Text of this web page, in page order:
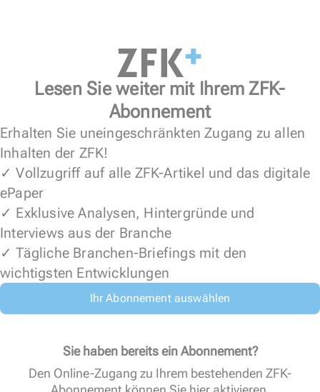
Lesen Sie weiter mit Ihrem ZFK-
Abonnement
Erhalten Sie uneingeschränkten Zugang zu allen
Inhalten der ZFK!
✓ Vollzugriff auf alle ZFK-Artikel und das digitale
ePaper
✓ Exklusive Analysen, Hintergründe und
Interviews aus der Branche
✓ Tägliche Branchen-Briefings mit den
wichtigsten Entwicklungen
Ihr Abonnement auswählen
Sie haben bereits ein Abonnement?
Den Online-Zugang zu Ihrem bestehenden ZFK-